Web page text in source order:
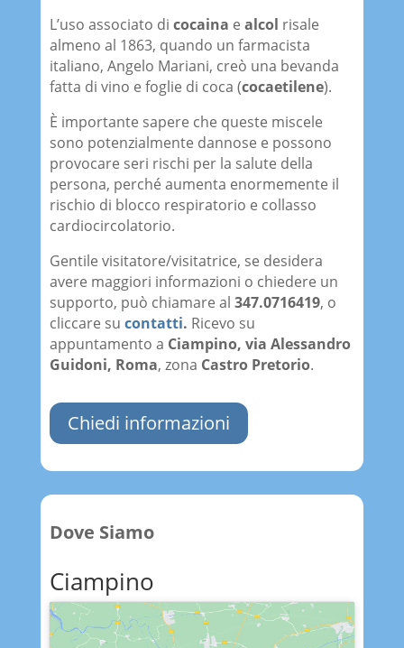
L’uso associato di cocaina e alcol risale
almeno al 1863, quando un farmacista
italiano, Angelo Mariani, creò una bevanda
fatta di vino e foglie di coca (cocaetilene).
È importante sapere che queste miscele
sono potenzialmente dannose e possono
provocare seri rischi per la salute della
persona, perché aumenta enormemente il
rischio di blocco respiratorio e collasso
cardiocircolatorio.
Gentile visitatore/visitatrice, se desidera
avere maggiori informazioni o chiedere un
supporto, può chiamare al 347.0716419, o
cliccare su contatti. Ricevo su
appuntamento a Ciampino, via Alessandro
Guidoni, Roma, zona Castro Pretorio.
Chiedi informazioni
Dove Siamo
Ciampino